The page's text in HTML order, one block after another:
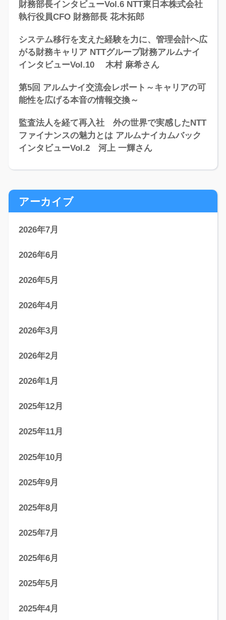
財務部長インタビューVol.6 NTT東日本株式会社
執行役員CFO 財務部長 花木拓郎
システム移行を支えた経験を力に、管理会計へ広
がる財務キャリア NTTグループ財務アルムナイ
インタビューVol.10 木村 麻希さん
第5回 アルムナイ交流会レポート～キャリアの可
能性を広げる本音の情報交換～
監査法人を経て再入社 外の世界で実感したNTT
ファイナンスの魅力とは アルムナイカムバック
インタビューVol.2 河上 一輝さん
アーカイブ
2026年7月
2026年6月
2026年5月
2026年4月
2026年3月
2026年2月
2026年1月
2025年12月
2025年11月
2025年10月
2025年9月
2025年8月
2025年7月
2025年6月
2025年5月
2025年4月